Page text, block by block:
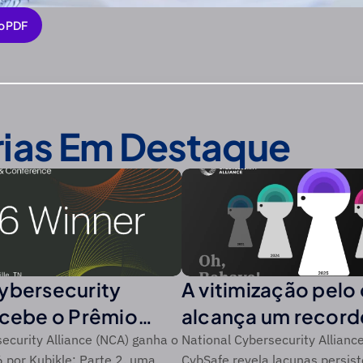
PDF
PDF
Em Destaque
o Prêmio
CSO da
Alliance (NCA) ganha o
por Kubikle: Parte 2, uma
A vitimização
alcança um
ao longo de um
National Cybersecurity
CybSafe revela lacunas